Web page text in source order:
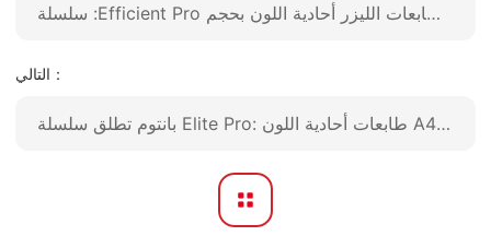
سلسلة :Efficient Pro بانتوم تطلق الجيل الجديد من طابعات الليزر أحادية اللون بحجم A4 لتزويد الشركات بحلول طباعة متطورة
التالي：
بانتوم تطلق سلسلة Elite Pro: طابعات أحادية اللون A4 عالية السرعة للمكاتب ذات الوتيرة السريعة